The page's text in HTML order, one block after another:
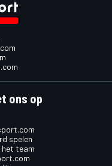
ons op
spelen
team